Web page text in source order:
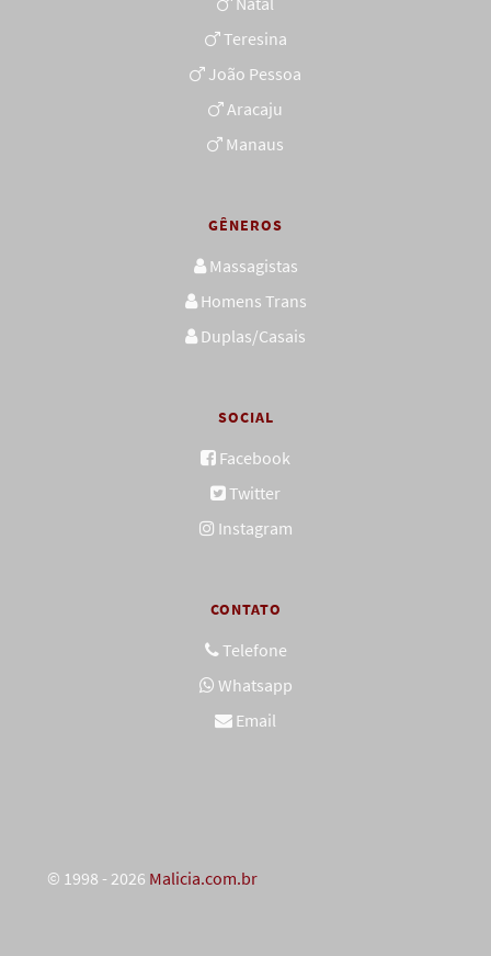
Teresina
João Pessoa
Aracaju
Manaus
GÊNEROS
Massagistas
Homens Trans
Duplas/Casais
SOCIAL
Facebook
Twitter
Instagram
CONTATO
Telefone
Whatsapp
Email
© 1998 - 2026 Malicia.com.br